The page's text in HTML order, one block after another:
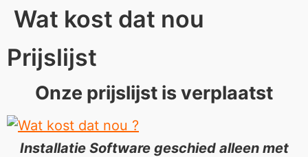
Wat kost dat nou
Prijslijst
Onze prijslijst is verplaatst
Installatie Software geschied alleen met